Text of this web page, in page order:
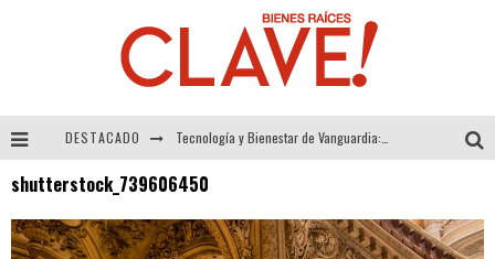
DESTACADO
Alexandra Bedoya – La Constancia detrás de La Paletería
shutterstock_739606450